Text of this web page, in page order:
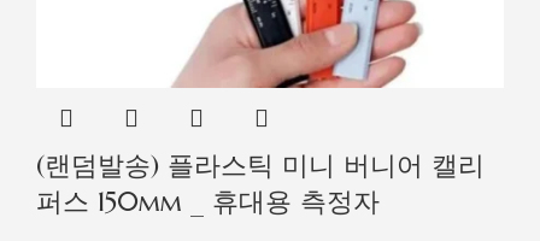
(랜덤발송) 플라스틱 미니 버니어 캘리
퍼스 150mm _ 휴대용 측정자